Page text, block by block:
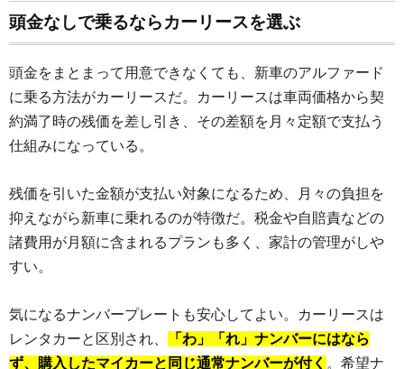
頭金なしで乗るならカーリースを選ぶ
頭金をまとまって用意できなくても、新車のアルファード
に乗る方法がカーリースだ。カーリースは車両価格から契
約満了時の残価を差し引き、その差額を月々定額で支払う
仕組みになっている。
残価を引いた金額が支払い対象になるため、月々の負担を
抑えながら新車に乗れるのが特徴だ。税金や自賠責などの
諸費用が月額に含まれるプランも多く、家計の管理がしや
すい。
気になるナンバープレートも安心してよい。カーリースは
レンタカーと区別され、
「わ」「れ」ナンバーにはなら
ず、購入したマイカーと同じ通常ナンバーが付く 。希望ナ